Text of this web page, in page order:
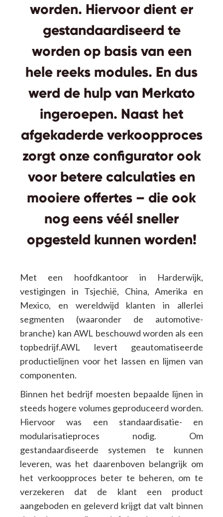
worden. Hiervoor dient er
gestandaardiseerd te
worden op basis van een
hele reeks modules. En dus
werd de hulp van Merkato
ingeroepen. Naast het
afgekaderde verkoopproces
zorgt onze configurator ook
voor betere calculaties en
mooiere offertes – die ook
nog eens véél sneller
opgesteld kunnen worden!
Met een hoofdkantoor in Harderwijk,
vestigingen in Tsjechië, China, Amerika en
Mexico, en wereldwijd klanten in allerlei
segmenten (waaronder de automotive-
branche) kan AWL beschouwd worden als een
topbedrijf.AWL levert geautomatiseerde
productielijnen voor het lassen en lijmen van
componenten.
Binnen het bedrijf moesten bepaalde lijnen in
steeds hogere volumes geproduceerd worden.
Hiervoor was een standaardisatie- en
modularisatieproces nodig. Om
gestandaardiseerde systemen te kunnen
leveren, was het daarenboven belangrijk om
het verkoopproces beter te beheren, om te
verzekeren dat de klant een product
aangeboden en geleverd krijgt dat valt binnen